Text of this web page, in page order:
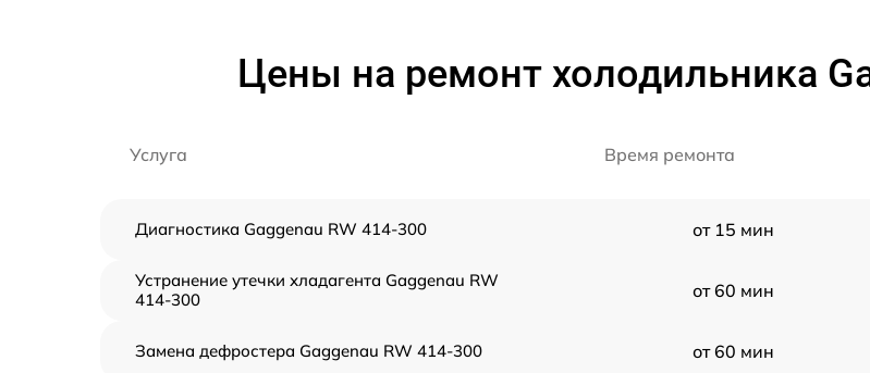
Цены на ремонт холодильника
Услуга Время ремонта
Диагностика Gaggenau RW 414-300 от 15 мин
Устранение утечки хладагента Gaggenau RW
414-300
от 60 мин
Замена дефростера Gaggenau RW 414-300 от 60 мин